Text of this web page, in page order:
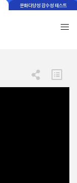
문화다양성 감수성 테스트